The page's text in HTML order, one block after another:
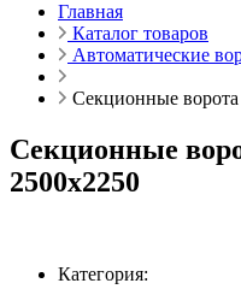
Главная
Каталог товаров
Автоматические
Секционные ворота
Секционные
2500х2250
Категория: